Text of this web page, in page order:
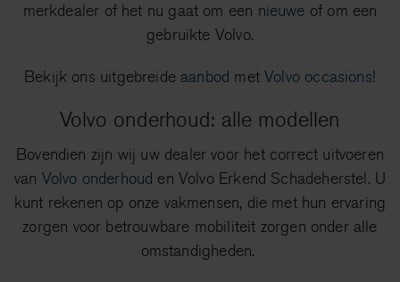
merkdealer of het nu gaat om een nieuwe of om een
gebruikte Volvo.
Bekijk ons uitgebreide aanbod metVolvo occasions!
Volvo onderhoud: alle modellen
Bovendien zijn wij uw dealer voor het correct uitvoeren
van Volvo onderhoud en Volvo Erkend Schadeherstel. U
kunt rekenen op onze vakmensen, die met hun ervaring
zorgen voor betrouwbare mobiliteit zorgen onder alle
omstandigheden.